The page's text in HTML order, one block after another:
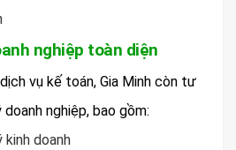
nghiệp toàn diện
vụ kế toán, Gia Minh còn tư
nghiệp, bao gồm:
doanh